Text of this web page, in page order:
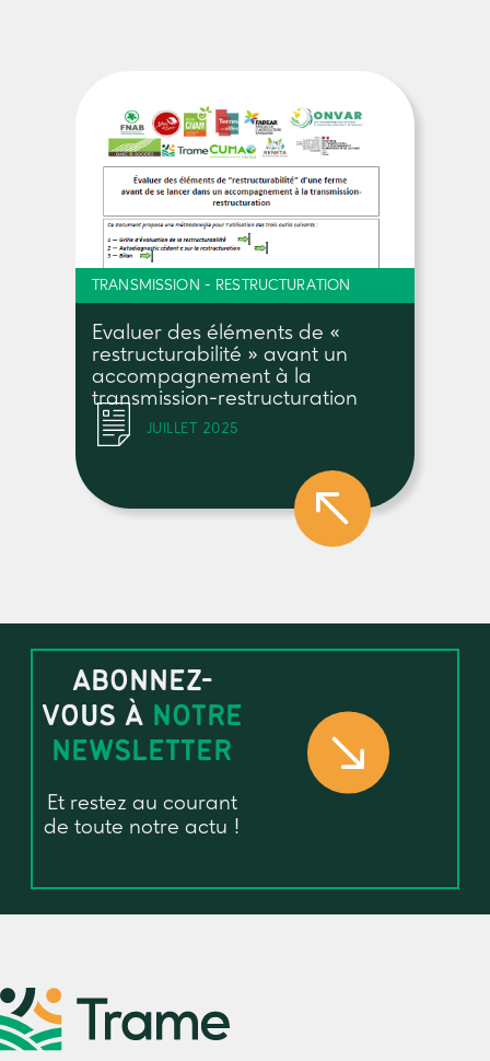
TRANSMISSION - RESTRUCTURATION
Evaluer des éléments de «
restructurabilité » avant un
accompagnement à la
transmission-restructuration
JUILLET 2025
ABONNEZ-
VOUS À NOTRE
NEWSLETTER
Et restez au courant
de toute notre actu !